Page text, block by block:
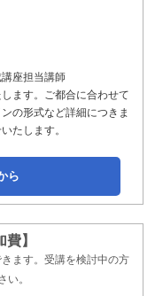
座担当講師
ます。ご都合に合わせて
の形式など詳細につきま
たします。
ら
】
ます。受講を検討中の方
い。